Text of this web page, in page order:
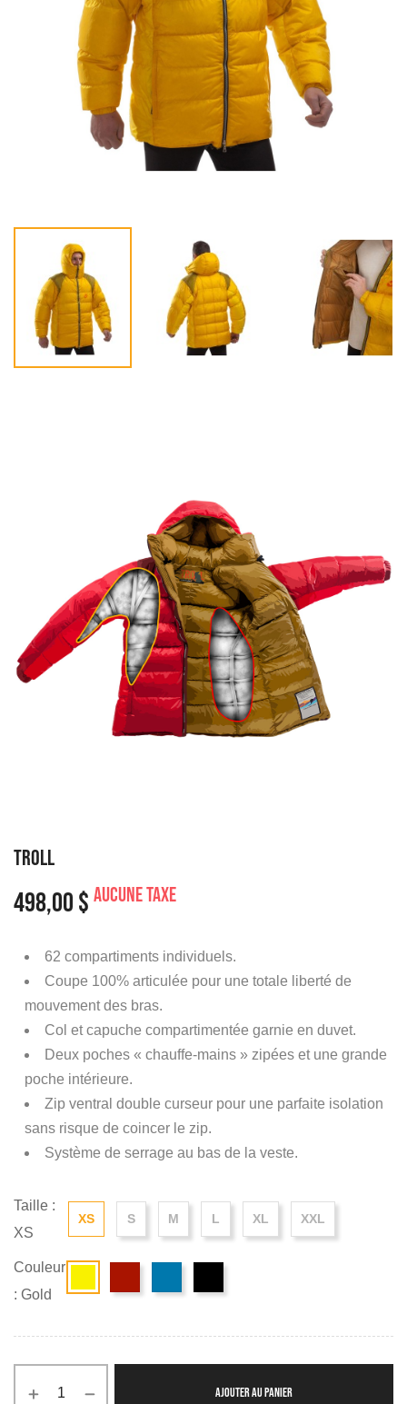
TROLL
498,00 $ Aucune taxe
62 compartiments individuels.
Coupe 100% articulée pour une totale liberté de
mouvement des bras.
Col et capuche compartimentée garnie en duvet.
Deux poches « chauffe-mains » zipées et une grande
poche intérieure.
Zip ventral double curseur pour une parfaite isolation
sans risque de coincer le zip.
Système de serrage au bas de la veste.
Taille :
XS
XS S M L XL XXL
Couleur
: Gold
AJOUTER AU PANIER